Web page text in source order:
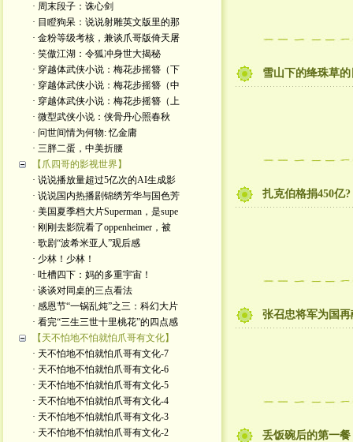
· 周末段子：诛心剑
· 目瞪狗呆：说说射雕英文版里的那
· 金粉等级考核，兼谈爪哥版倚天屠
· 笑傲江湖：令狐冲身世大揭秘
· 穿越体武侠小说：梅花步摇簪（下
· 穿越体武侠小说：梅花步摇簪（中
· 穿越体武侠小说：梅花步摇簪（上
· 微型武侠小说：侠骨丹心照春秋
· 问世间情为何物: 忆金庸
· 三胖二蛋，中美折腰
【爪四哥的影视世界】
· 说说播放量超过5亿次的AI生成影
· 说说国内热播剧锦绣芳华与国色芳
· 美国夏季档大片Superman，是supe
· 刚刚去影院看了oppenheimer，被
· 歌剧“波希米亚人”观后感
· 少林！少林！
· 吐槽四下：妈的多重宇宙！
· 谈谈对同桌的三点看法
· 感恩节“一锅乱炖”之三：科幻大片
· 看完“三生三世十里桃花”的四点感
【天不怕地不怕就怕爪哥有文化】
· 天不怕地不怕就怕爪哥有文化-7
· 天不怕地不怕就怕爪哥有文化-6
· 天不怕地不怕就怕爪哥有文化-5
· 天不怕地不怕就怕爪哥有文化-4
· 天不怕地不怕就怕爪哥有文化-3
· 天不怕地不怕就怕爪哥有文化-2
雪山下的绛珠草的
扎克伯格捐450亿
张召忠将军为国
丢饭碗后的第一餐